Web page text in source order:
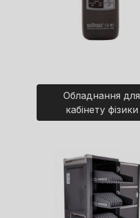
Обладнання для
кабінету фізики